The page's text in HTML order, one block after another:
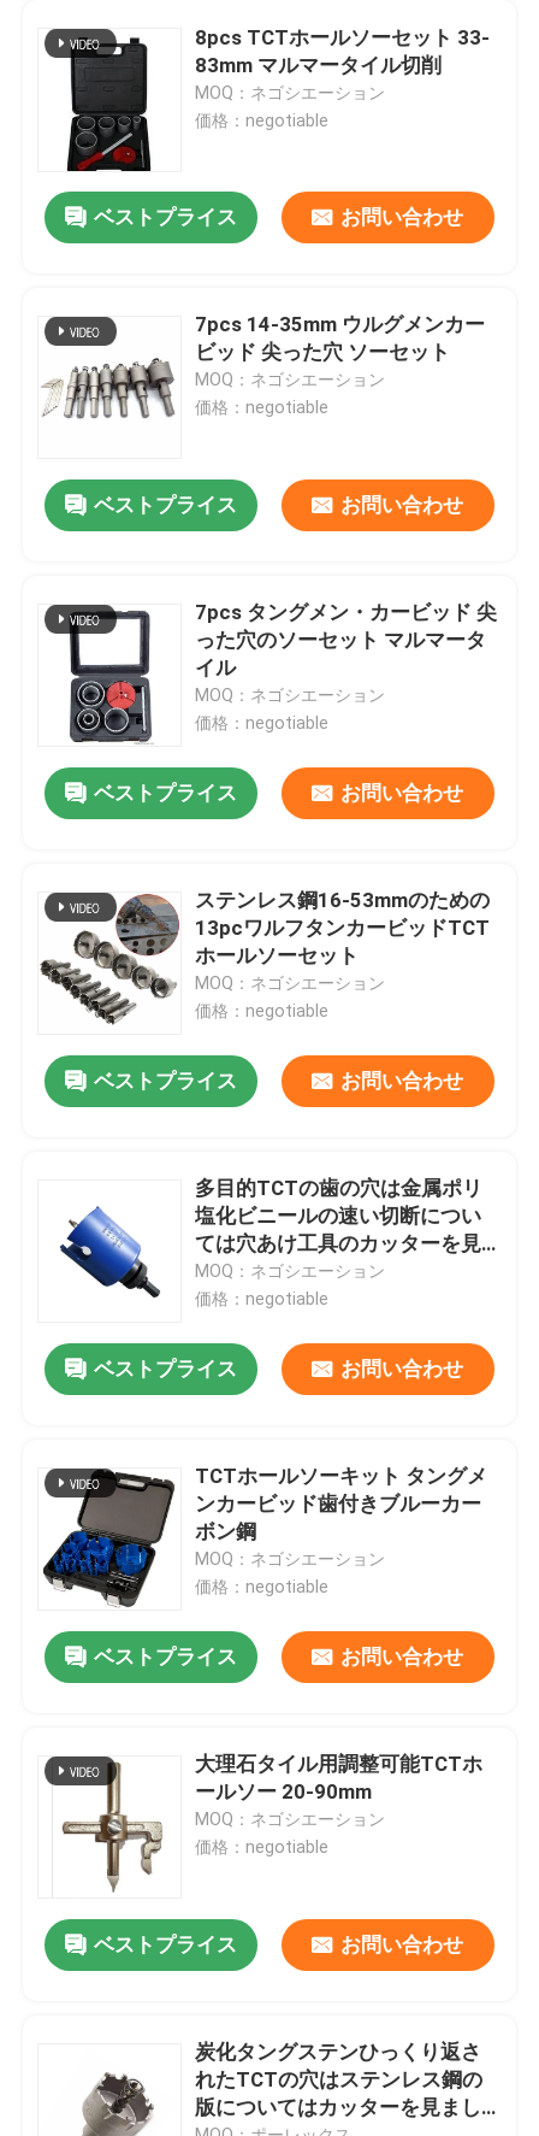
プロダクト
私達について
工場旅行
私達に連絡しなさい
ニュース
引用を要求しなさい
hssの穴あけ工具
石工ドリルビット
8pcs TCTホールソーセット 33-
83mm マルマータイル切削
MOQ：ネゴシエーション
価格：negotiable
ベストプライス お問い合わせ
7pcs 14-35mm ウルグメンカー
ビッド 尖った穴 ソーセット
MOQ：ネゴシエーション
価格：negotiable
ベストプライス お問い合わせ
7pcs タングメン・カービッド 尖
った穴のソーセット マルマータ
イル
MOQ：ネゴシエーション
価格：negotiable
ベストプライス お問い合わせ
ステンレス鋼16-53mmのための
13pcワルフタンカービッドTCT
ホールソーセット
MOQ：ネゴシエーション
価格：negotiable
ベストプライス お問い合わせ
多目的TCTの歯の穴は金属ポリ
塩化ビニールの速い切断につい
ては穴あけ工具のカッターを見
ました
MOQ：ネゴシエーション
価格：negotiable
ベストプライス お問い合わせ
TCTホールソーキット タングメ
ンカービッド歯付きブルーカー
ボン鋼
MOQ：ネゴシエーション
価格：negotiable
ベストプライス お問い合わせ
大理石タイル用調整可能TCTホ
ールソー 20-90mm
MOQ：ネゴシエーション
価格：negotiable
ベストプライス お問い合わせ
炭化タングステンひっくり返さ
れたTCTの穴はステンレス鋼の
版についてはカッターを見まし